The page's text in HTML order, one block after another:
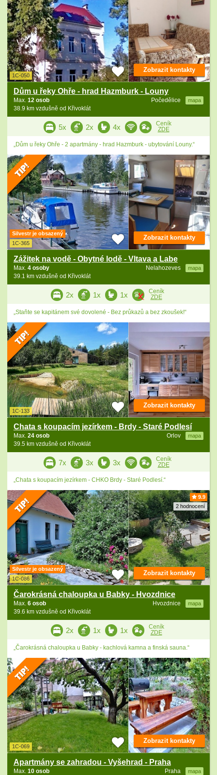
1C-050
Dům u řeky Ohře - hrad Hazmburk - Louny
Počedělice mapa
Max. 12 osob
38.9 km vzdušně od Křivoklát
Zobrazit kontakty
5x 2x 4x
Ceník
ZDE
„Dům u řeky Ohře - 2 apartmány - hrad Hazmburk - ubytování Louny.“
Silvestr je obsazený
1C-365
Zážitek na vodě - Obytné lodě - Vltava a Labe
Nelahozeves mapa
Max. 4 osoby
39.1 km vzdušně od Křivoklát
Zobrazit kontakty
2x 1x 1x
Ceník
ZDE
„Staňte se kapitánem své dovolené - Bez průkazů a bez zkoušek!“
1C-133
Chata s koupacím jezírkem - Brdy - Staré Podlesí
Orlov mapa
Max. 24 osob
39.5 km vzdušně od Křivoklát
Zobrazit kontakty
7x 3x 3x
Ceník
ZDE
„Chata s koupacím jezírkem - CHKO Brdy - Staré Podlesí.“
9.9
2 hodnocení
Silvestr je obsazený
1C-086
Čarokrásná chaloupka u Babky - Hvozdnice
Hvozdnice mapa
Max. 6 osob
39.6 km vzdušně od Křivoklát
Zobrazit kontakty
2x 1x 1x
Ceník
ZDE
„Čarokrásná chaloupka u Babky - kachlová kamna a finská sauna.“
1C-069
Apartmány se zahradou - Vyšehrad - Praha
Praha mapa
Max. 10 osob
Zobrazit kontakty